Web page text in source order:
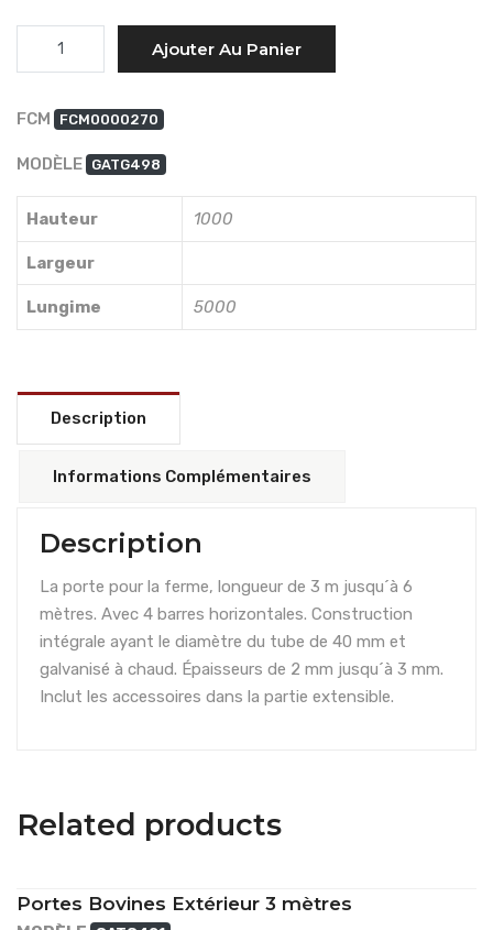
Quantité
Ajouter Au Panier
FCM FCM0000270
MODÈLE GATG498
Hauteur 1000
Largeur
Lungime 5000
Description
Informations Complémentaires
Description
La porte pour la ferme, longueur de 3 m jusqu´à 6
mètres. Avec 4 barres horizontales. Construction
intégrale ayant le diamètre du tube de 40 mm et
galvanisé à chaud. Épaisseurs de 2 mm jusqu´à 3 mm.
Inclut les accessoires dans la partie extensible.
Related products
Portes Bovines Extérieur 3 mètres